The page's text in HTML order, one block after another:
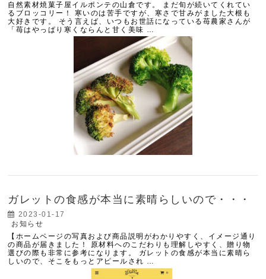
自然素材焼菓子屋イルポンテの山倉です。 まだ旬が続いてくれてい
るブロッコリー！ 寒いのは苦手ですが、寒さで甘みがました大根も
大好きです。 そう言えば、いつもお世話になっている苺農家さんが
「苺はやっぱり寒くならんと甘く美味 …
ガレットの食感が本当に素晴らしいので・・・
2023-01-17
お知らせ
【ホームページの写真および商品説明がわかりやすく、イメージ通り
の商品が届きました！ 原材料へのこだわりも理解しやすく、贈り物
選びの際も非常に参考になります。 ガレットの食感が本当に素晴ら
しいので、そこをもっとアピールされ …